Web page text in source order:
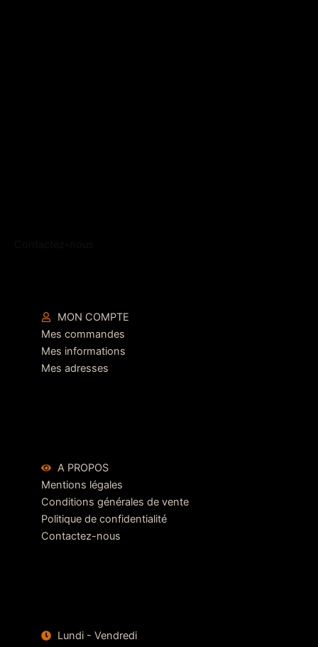
MON COMPTE
Mes commandes
Mes informations
Mes adresses
A PROPOS
Mentions légales
Conditions générales de vente
Politique de confidentialité
Contactez-nous
Lundi - Vendredi